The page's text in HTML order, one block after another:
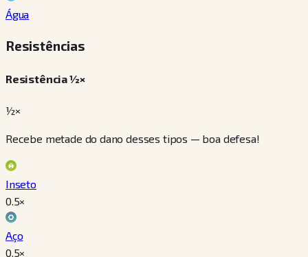
Água
Resistências
Resistência ½×
½×
Recebe metade do dano desses tipos — boa defesa!
Inseto
0.5×
Aço
0.5×